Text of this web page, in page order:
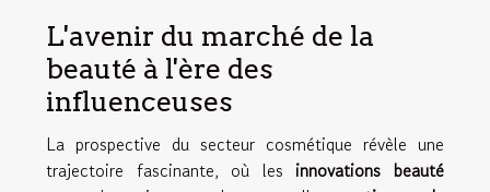
L'avenir du marché de la
beauté à l'ère des
influenceuses
La prospective du secteur cosmétique révèle une
trajectoire fascinante, où les innovations beauté